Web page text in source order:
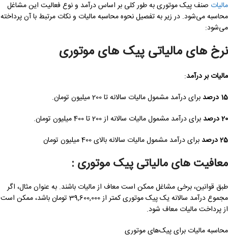
مالیات صنف پیک موتوری به طور کلی بر اساس درآمد و نوع فعالیت این مشاغل
محاسبه می‌شود. در زیر به تفصیل نحوه محاسبه مالیات و نکات مرتبط با آن پرداخته
می‌شود:
نرخ های مالیاتی پیک های موتوری
مالیات بر درآمد:
15 درصدبرای درآمد مشمول مالیات سالانه تا 200 میلیون تومان.
20درصدبرای درآمد مشمول مالیات سالانه از 200 تا 400 میلیون تومان.
25درصدبرای درآمد مشمول مالیات سالانه بالای 400 میلیون تومان
معافیت های مالیاتی پیک موتوری :
طبق قوانین، برخی مشاغل ممکن است معاف از مالیات باشند. به عنوان مثال، اگر
مجموع درآمد سالانه یک پیک موتوری کمتر از 39,600,000 تومان باشد، ممکن است
از پرداخت مالیات معاف شود.
محاسبه مالیات برای پیک‌های موتوری